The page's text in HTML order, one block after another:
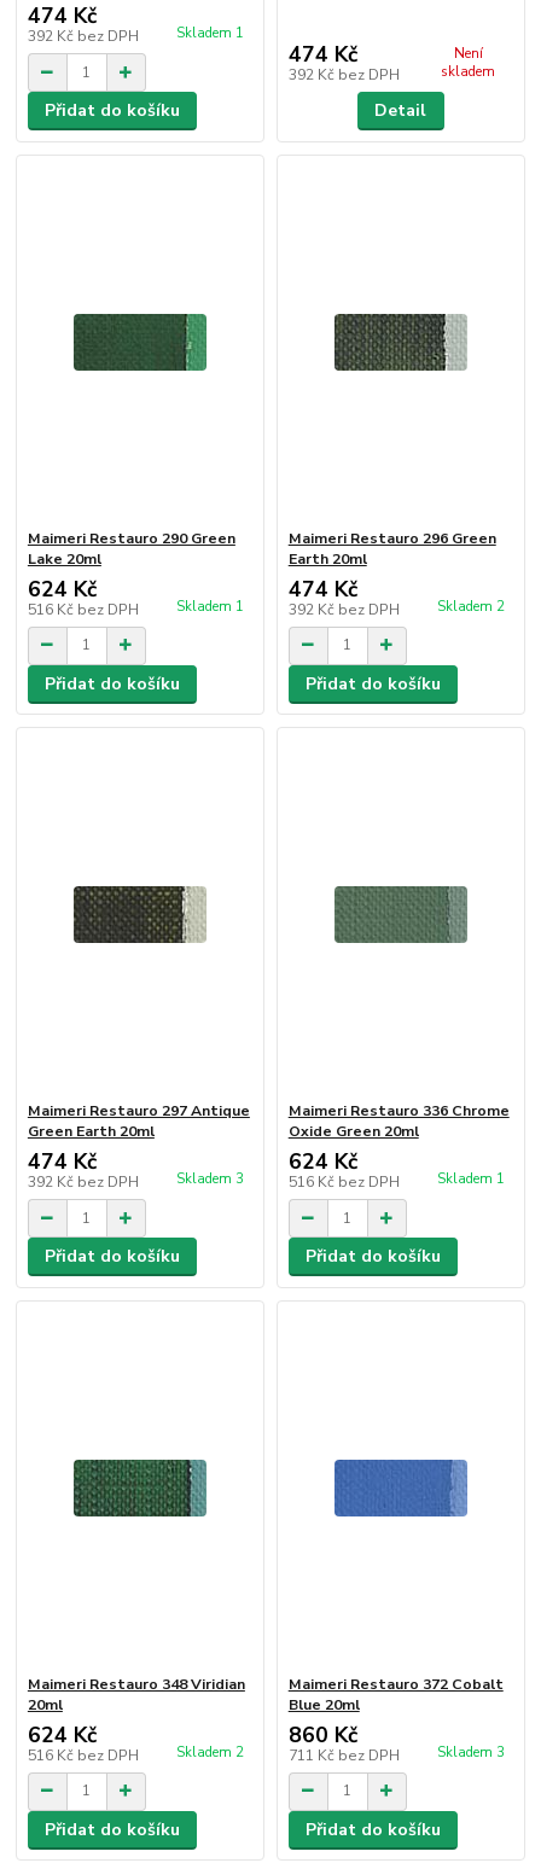
474 Kč
392 Kč bez DPH Skladem 1
Přidat do košíku
474 Kč
392 Kč bez DPH
Není
skladem
Detail
Maimeri Restauro 290 Green
Lake 20ml
624 Kč
516 Kč bez DPH Skladem 1
Přidat do košíku
Maimeri Restauro 296 Green
Earth 20ml
474 Kč
392 Kč bez DPH Skladem 2
Přidat do košíku
Maimeri Restauro 297 Antique
Green Earth 20ml
474 Kč
392 Kč bez DPH Skladem 3
Přidat do košíku
Maimeri Restauro 336 Chrome
Oxide Green 20ml
624 Kč
516 Kč bez DPH Skladem 1
Přidat do košíku
Maimeri Restauro 348 Viridian
20ml
624 Kč
516 Kč bez DPH Skladem 2
Přidat do košíku
Maimeri Restauro 372 Cobalt
Blue 20ml
860 Kč
711 Kč bez DPH Skladem 3
Přidat do košíku